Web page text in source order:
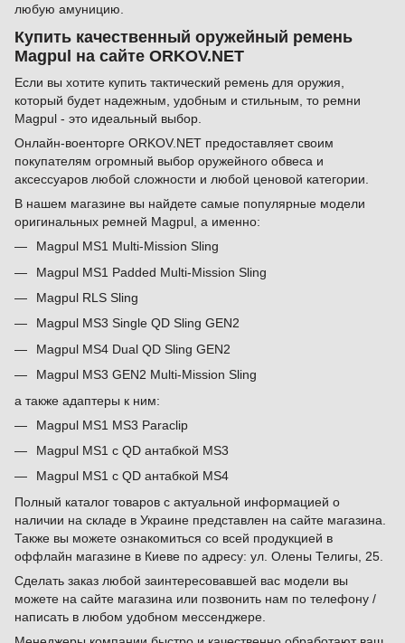
любую амуницию.
Купить качественный оружейный ремень
Magpul на сайте ORKOV.NET
Если вы хотите купить тактический ремень для оружия,
который будет надежным, удобным и стильным, то ремни
Magpul - это идеальный выбор.
Онлайн-военторге ORKOV.NET предоставляет своим
покупателям огромный выбор оружейного обвеса и
аксессуаров любой сложности и любой ценовой категории.
В нашем магазине вы найдете самые популярные модели
оригинальных ремней Magpul, а именно:
Magpul MS1 Multi-Mission Sling
Magpul MS1 Padded Multi-Mission Sling
Magpul RLS Sling
Magpul MS3 Single QD Sling GEN2
Magpul MS4 Dual QD Sling GEN2
Magpul MS3 GEN2 Multi-Mission Sling
а также адаптеры к ним:
Magpul MS1 MS3 Paraclip
Magpul MS1 с QD антабкой MS3
Magpul MS1 с QD антабкой MS4
Полный каталог товаров с актуальной информацией о
наличии на складе в Украине представлен на сайте магазина.
Также вы можете ознакомиться со всей продукцией в
оффлайн магазине в Киеве по адресу: ул. Олены Телигы, 25.
Сделать заказ любой заинтересовавшей вас модели вы
можете на сайте магазина или позвонить нам по телефону /
написать в любом удобном мессенджере.